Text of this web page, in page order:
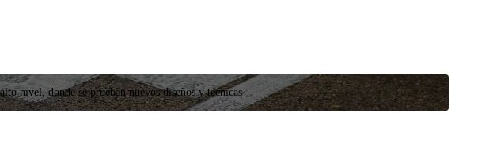
nivel, donde se prueban nuevos diseños y técnicas